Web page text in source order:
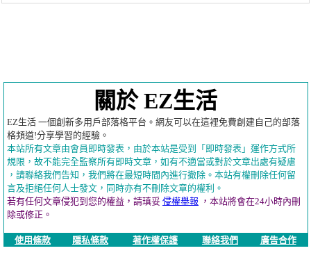
關於 EZ生活
EZ生活 一個創新多用戶部落格平台。網友可以在這裡免費創建自己的部落
格頻道!分享學習的經驗。
本站所有文章由會員即時發表，由於本站是受到「即時發表」運作方式所
規限，故不能完全監察所有即時文章，如有不適當或對於文章出處有疑慮
，請聯絡我們告知，我們將在最短時間內進行撤除。本站有權刪除任何留
言及拒絕任何人士發文，同時亦有不刪除文章的權利。
若有任何文章侵犯到您的權益，請瑱妥 侵權舉報 ，本站將會在24小時內刪
除或修正。
使用條款 隱私條款 著作權保護 聯絡我們 廣告合作